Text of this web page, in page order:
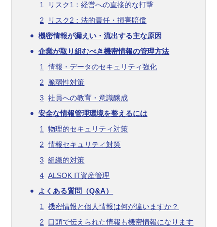
リスク1：経営への直接的な打撃
リスク2：法的責任・損害賠償
機密情報が漏えい・流出する主な原因
企業が取り組むべき機密情報の管理方法
情報・データのセキュリティ強化
脆弱性対策
社員への教育・意識醸成
安全な情報管理環境を整えるには
物理的セキュリティ対策
情報セキュリティ対策
組織的対策
ALSOK IT資産管理
よくある質問（Q&A）
機密情報と個人情報は何が違いますか？
口頭で伝えられた情報も機密情報になります